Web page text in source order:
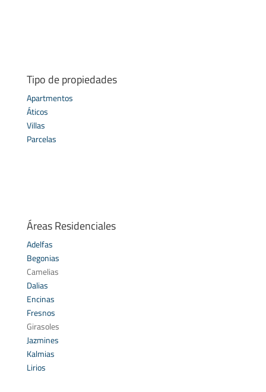
Tipo de propiedades
Apartmentos
Áticos
Villas
Parcelas
Áreas Residenciales
Adelfas
Begonias
Camelias
Dalias
Encinas
Fresnos
Girasoles
Jazmines
Kalmias
Lirios